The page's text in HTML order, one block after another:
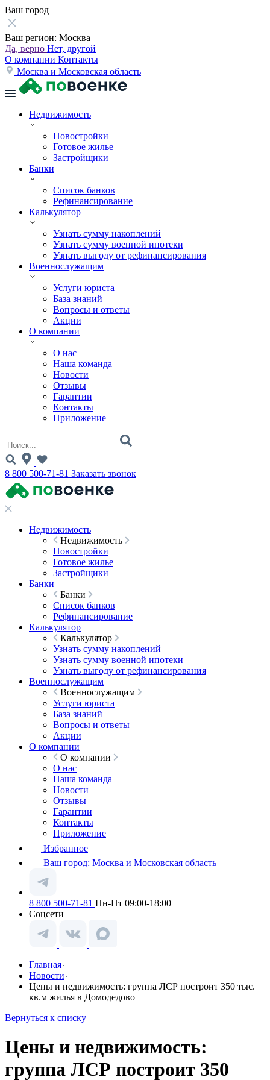
Ваш город
Ваш регион: Москва
Да, верно Нет, другой
О компании Контакты
Москва и Московская область
Недвижимость
Новостройки
Готовое жилье
Застройщики
Банки
Список банков
Рефинансирование
Калькулятор
Узнать сумму накоплений
Узнать сумму военной ипотеки
Узнать выгоду от рефинансирования
Военнослужащим
Услуги юриста
База знаний
Вопросы и ответы
Акции
О компании
О нас
Наша команда
Новости
Отзывы
Гарантии
Контакты
Приложение
8 800 500-71-81 Заказать звонок
Недвижимость
Недвижимость
Новостройки
Готовое жилье
Застройщики
Банки
Банки
Список банков
Рефинансирование
Калькулятор
Калькулятор
Узнать сумму накоплений
Узнать сумму военной ипотеки
Узнать выгоду от рефинансирования
Военнослужащим
Военнослужащим
Услуги юриста
База знаний
Вопросы и ответы
Акции
О компании
О компании
О нас
Наша команда
Новости
Отзывы
Гарантии
Контакты
Приложение
Избранное
Ваш город: Москва и Московская область
8 800 500-71-81 Пн-Пт 09:00-18:00
Соцсети
Главная
Новости
Цены и недвижимость: группа ЛСР построит 350 тыс.
кв.м жилья в Домодедово
Вернуться к списку
Цены и недвижимость:
группа ЛСР построит 350